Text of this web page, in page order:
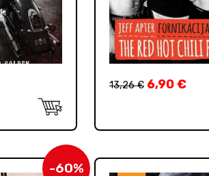
13,26€ 6,90€
-60%